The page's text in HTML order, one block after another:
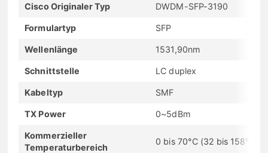
Cisco Originaler Typ DWDM-SFP-3190
Formulartyp SFP
Wellenlänge 1531,90nm
Schnittstelle LC duplex
Kabeltyp SMF
TX Power 0~5dBm
Kommerzieller
Temperaturbereich
0 bis 70°C (32 bis 158°F)